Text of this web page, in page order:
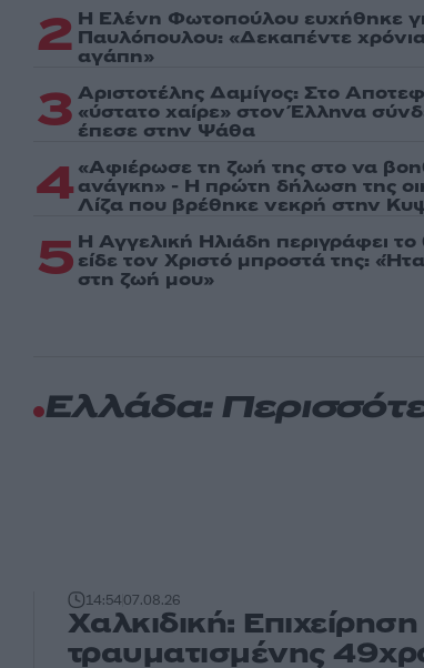
2 Η Ελένη Φωτοπούλου ευχήθηκε
Παυλόπουλου: «Δεκαπέντε
αγάπη»
3 Αριστοτέλης Δαμίγος: Στο
«ύστατο χαίρε» στον Έλληνα
έπεσε στην Ψάθα
4 «Αφιέρωσε τη ζωή της στο να
ανάγκη» - Η πρώτη δήλωση της
Λίζα που βρέθηκε νεκρή στην
5 Η Αγγελική Ηλιάδη περιγράφει
είδε τον Χριστό μπροστά της:
στη ζωή μου»
Ελλάδα:
14:5407.08.26
Χαλκιδική:
τραυματισμένης